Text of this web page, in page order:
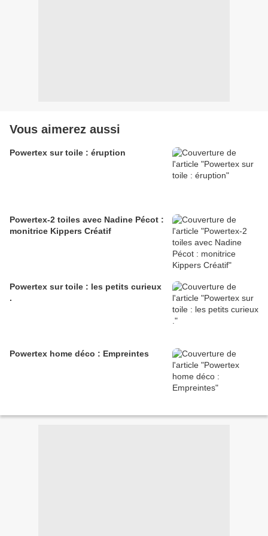
Vous aimerez aussi
Powertex sur toile : éruption
Powertex-2 toiles avec Nadine Pécot :
monitrice Kippers Créatif
Powertex sur toile : les petits curieux
.
Powertex home déco : Empreintes